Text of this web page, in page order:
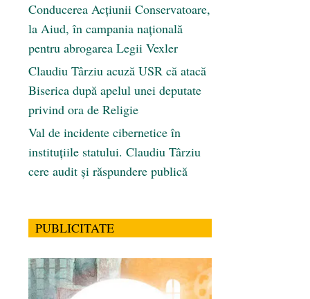
Conducerea Acțiunii Conservatoare,
la Aiud, în campania națională
pentru abrogarea Legii Vexler
Claudiu Târziu acuză USR că atacă
Biserica după apelul unei deputate
privind ora de Religie
Val de incidente cibernetice în
instituțiile statului. Claudiu Târziu
cere audit și răspundere publică
PUBLICITATE